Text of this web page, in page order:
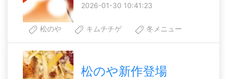
2026-01-30 10:41:23
松のや キムチチゲ 冬メニュー
松のや新作登場